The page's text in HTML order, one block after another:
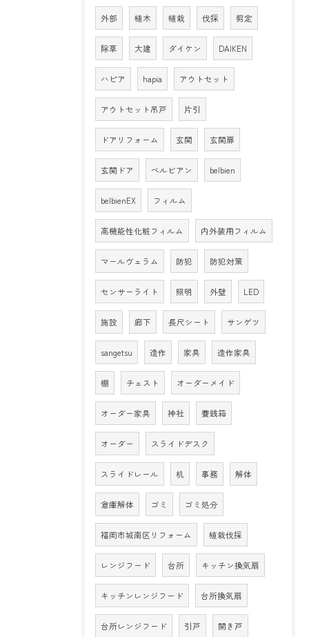
外部 植木 植栽 伐採 剪定
除草 大建 ダイケン DAIKEN
ハピア hapia アウトセット
アウトセット吊戸 片引
ドアリフォーム 玄関 玄関扉
玄関ドア ベルビアン belbien
belbienEX フィルム
高機能性化粧フィルム 内外装用フィルム
マールヴェラム 防犯 防犯対策
センサーライト 照明 外壁 LED
施設 廊下 長尺シート サンゲツ
sangetsu 造作 家具 造作家具
棚 チェスト オーダーメイド
オーダー家具 神社 賽銭箱
オーダー スライドデスク
スライドレール 机 事務 解体
倉庫解体 ゴミ ゴミ処分
福岡市城南区リフォーム 植栽伐採
レンジフード 台所 キッチン換気扇
キッチンレンジフード 台所換気扇
台所レンジフード 引戸 開き戸